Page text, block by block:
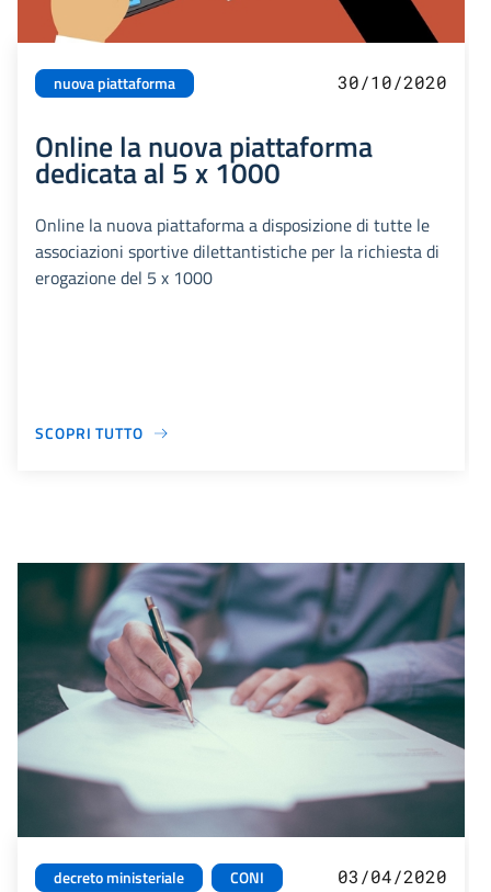
nuova piattaforma 30/10/2020
Online la nuova piattaforma
dedicata al 5 x 1000
Online la nuova piattaforma a disposizione di tutte le
associazioni sportive dilettantistiche per la richiesta di
erogazione del 5 x 1000
SCOPRI TUTTO
decreto ministeriale
CONI
03/04/2020